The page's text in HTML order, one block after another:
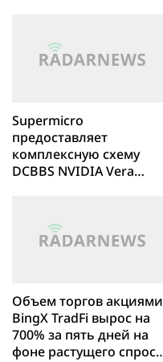
Supermicro
предоставляет
комплексную схему
DCBBS NVIDIA Vera
производительностью
FP64
Объем торгов акциями
BingX TradFi вырос на
700% за пять дней на
фоне растущего спроса